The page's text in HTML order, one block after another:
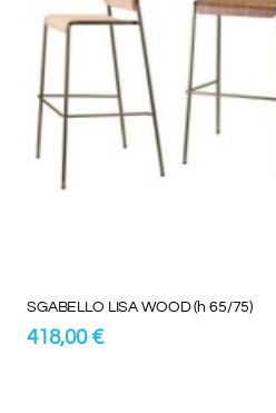
SGABELLO LISA WOOD (h 65/75)
418,00 €